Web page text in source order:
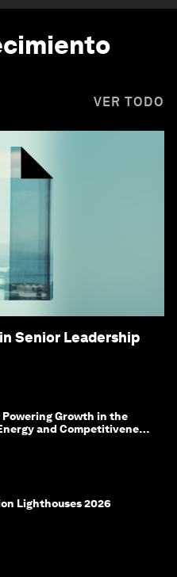
VER TODO
Senior Leadership
Powering Growth in the
and Competitiveness
Lighthouses 2026